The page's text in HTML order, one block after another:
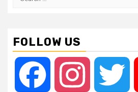
FOLLOW US
Facebook Instagram